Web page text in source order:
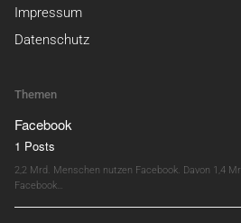
Impressum
Datenschutz
Themen
Facebook
1 Posts
2,2 Mrd. Menschen nutzen Facebook. Davon 1,4
Facebook…